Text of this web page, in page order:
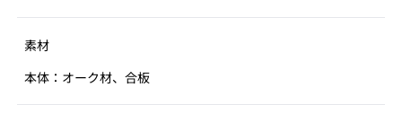
素材
本体：オーク材、合板